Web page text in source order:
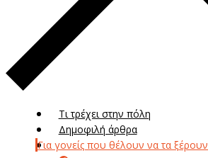
Τι τρέχει στην πόλη
Δημοφιλή άρθρα
Για γονείς που θέλουν να τα